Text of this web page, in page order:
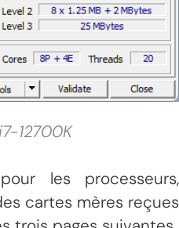
12700K
les processeurs,
cartes mères reçues